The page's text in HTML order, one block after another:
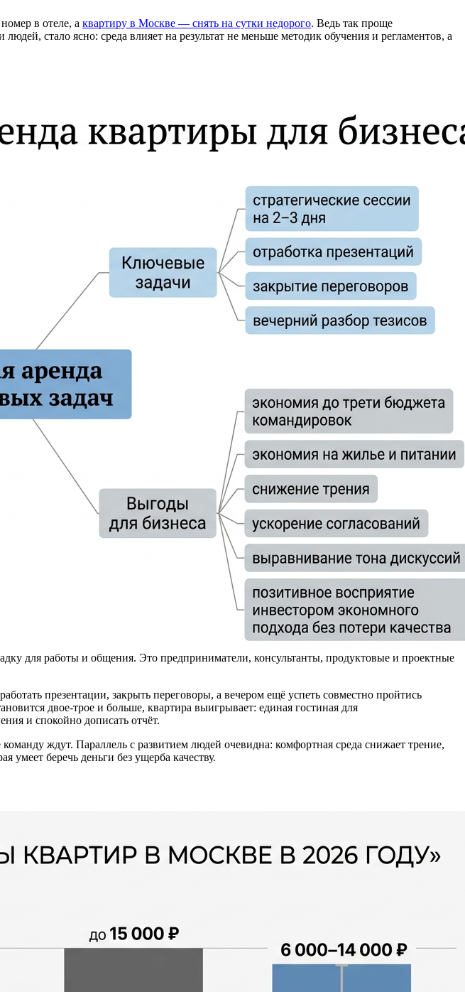
в отеле, а квартиру в Москве — снять на сутки недорого. Ведь так проще
стало ясно: среда влияет на результат не меньше методик обучения и регламентов, а
для работы и общения. Это предприниматели, консультанты, продуктовые и проектные
презентации, закрыть переговоры, а вечером ещё успеть совместно пройтись
двое‑трое и больше, квартира выигрывает: единая гостиная для
и спокойно дописать отчёт.
ждут. Параллель с развитием людей очевидна: комфортная среда снижает трение,
умеет беречь деньги без ущерба качеству.